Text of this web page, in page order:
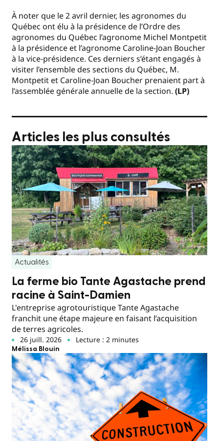
À noter que le 2 avril dernier, les agronomes du
Québec ont élu à la présidence de l’Ordre des
agronomes du Québec l’agronome Michel Montpetit
à la présidence et l’agronome Caroline-Joan Boucher
à la vice-présidence. Ces derniers s’étant engagés à
visiter l’ensemble des sections du Québec, M.
Montpetit et Caroline-Joan Boucher prenaient part à
l’assemblée générale annuelle de la section. (LP)
Articles les plus consultés
Actualités
La ferme bio Tante Agastache prend
racine à Saint-Damien
L'entreprise agrotouristique Tante Agastache
franchit une étape majeure en faisant l’acquisition
de terres agricoles.
26 juill. 2026 Lecture : 2 minutes
Mélissa Blouin